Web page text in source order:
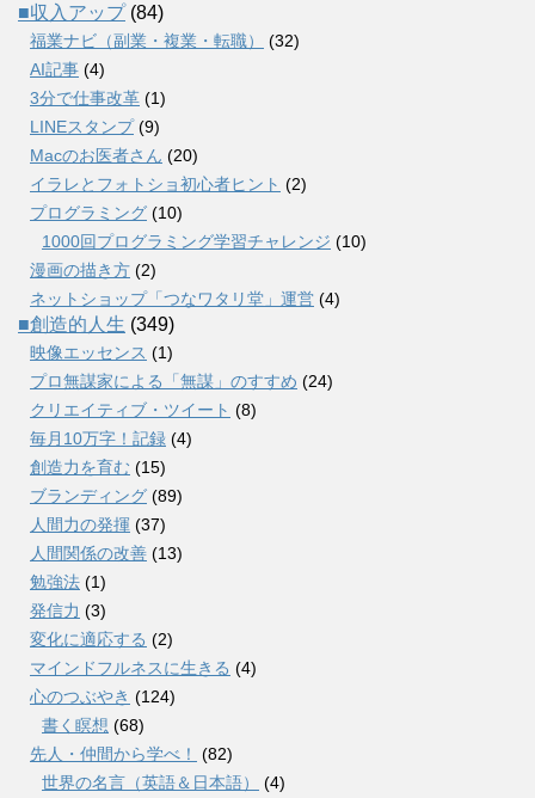
■収入アップ(84)
福業ナビ（副業・複業・転職）
(32)
AI記事 (4)
3分で仕事改革 (1)
LINEスタンプ(9)
Macのお医者さん (20)
イラレとフォトショ初心者ヒント (2)
プログラミング (10)
1000回プログラミング学習チャレンジ (10)
漫画の描き方 (2)
ネットショップ「つなワタリ堂」運営 (4)
■創造的人生 (349)
映像エッセンス (1)
プロ無謀家による「無謀」のすすめ (24)
クリエイティブ・ツイート (8)
毎月10万字！記録 (4)
創造力を育む (15)
ブランディング (89)
人間力の発揮 (37)
人間関係の改善 (13)
勉強法 (1)
発信力 (3)
変化に適応する (2)
マインドフルネスに生きる (4)
心のつぶやき (124)
書く瞑想 (68)
先人・仲間から学べ！
(82)
世界の名言（英語＆日本語）
(4)